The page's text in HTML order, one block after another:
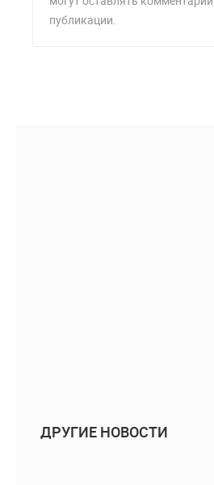
публикации.
ДРУГИЕ НОВОСТИ